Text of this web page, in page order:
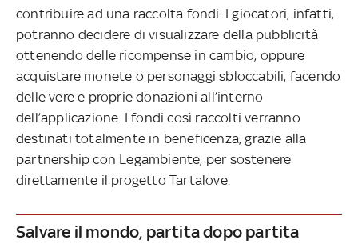
contribuire ad una raccolta fondi. I giocatori, infatti,
potranno decidere di visualizzare della pubblicità
ottenendo delle ricompense in cambio, oppure
acquistare monete o personaggi sbloccabili, facendo
delle vere e proprie donazioni all’interno
dell’applicazione. I fondi così raccolti verranno
destinati totalmente in beneficenza, grazie alla
partnership con Legambiente, per sostenere
direttamente il progetto Tartalove.
Salvare il mondo, partita dopo partita